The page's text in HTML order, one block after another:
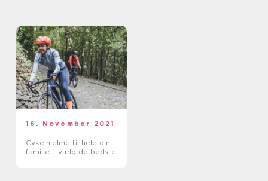
16. November 2021
Cykelhjelme til hele din
familie – vælg de bedste